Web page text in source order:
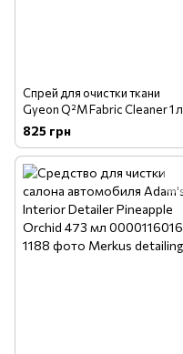
Спрей для очистки ткани
Gyeon Q²M Fabric Cleaner 1 л
825 грн